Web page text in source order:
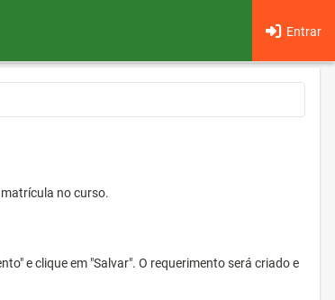
Entrar
no curso.
e clique em "Salvar". O requerimento será criado e